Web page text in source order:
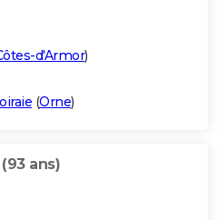
d'Armor)
(Orne)
(93 ans)